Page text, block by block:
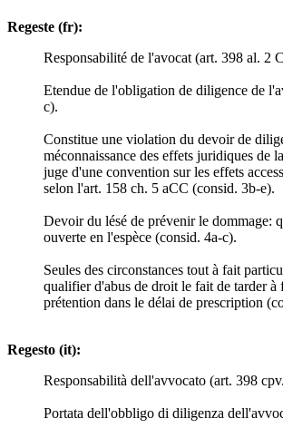
Regeste (fr):
Responsabilité de l'avocat (art. 398 al. 2
Etendue de l'obligation de diligence de
c).
Constitue une violation du devoir de
méconnaissance des effets juridiques de
juge d'une convention sur les effets
selon l'art. 158 ch. 5 aCC (consid. 3b-e).
Devoir du lésé de prévenir le dommage:
ouverte en l'espèce (consid. 4a-c).
Seules des circonstances tout à fait
qualifier d'abus de droit le fait de tarder à
prétention dans le délai de prescription
Regesto (it):
Responsabilità dell'avvocato (art. 398
Portata dell'obbligo di diligenza